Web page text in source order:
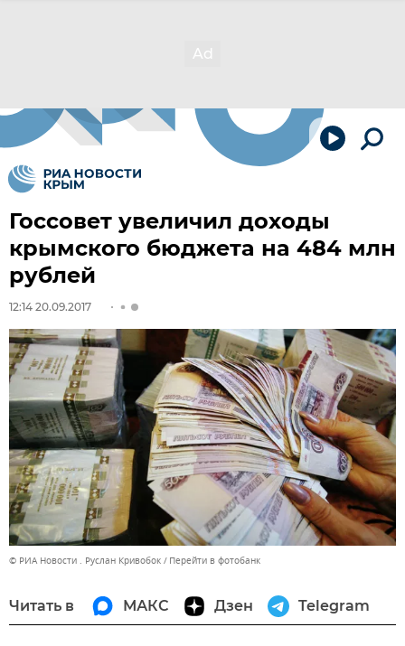
Госсовет увеличил доходы
крымского бюджета на 484 млн
рублей
12:14 20.09.2017
© РИА Новости . Руслан Кривобок Перейти в фотобанк
Читать в МАКС Дзен Telegram